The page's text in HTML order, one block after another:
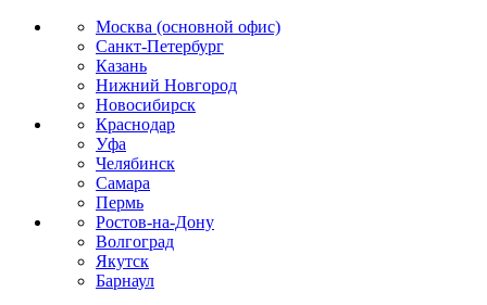
Москва (основной офис)
Санкт-Петербург
Казань
Нижний Новгород
Новосибирск
Краснодар
Уфа
Челябинск
Самара
Пермь
Ростов-на-Дону
Волгоград
Якутск
Барнаул